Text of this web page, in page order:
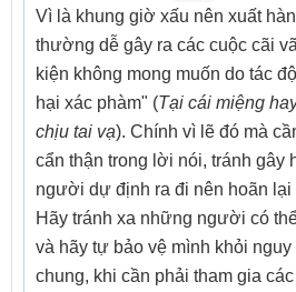
Vì là khung giờ xấu nên xuất
thường dễ gây ra các cuộc cãi
kiện không mong muốn do tác
hại xác phàm" (Tại cái miệng
chịu tai vạ). Chính vì lẽ đó mà
cẩn thận trong lời nói, tránh gây
người dự định ra đi nên hoãn lại
Hãy tránh xa những người có
và hãy tự bảo vệ mình khỏi
chung, khi cần phải tham gia